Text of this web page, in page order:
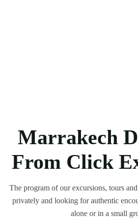
Marrakech
From Click
The program of our excursions, tours
privately and looking for authentic
alone or in a small